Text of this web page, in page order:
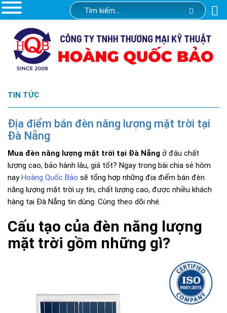
TIN TỨC
Địa điểm bán đèn năng lượng mặt trời tại
Đà Nẵng
Mua đèn năng lượng mặt trời tại Đà Nẵng ở đâu chất
lượng cao, bảo hành lâu, giá tốt? Ngay trong bài chia sẻ hôm
nay Hoàng Quốc Bảo sẽ tổng hợp những địa điểm bán đèn
năng lượng mặt trời uy tín, chất lượng cao, được nhiều khách
hàng tại Đà Nẵng tin dùng. Cùng theo dõi nhé.
Cấu tạo của đèn năng lượng
mặt trời gồm những gì?